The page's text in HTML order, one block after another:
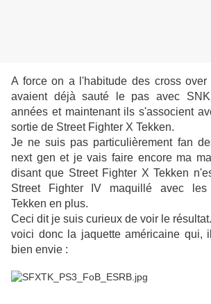
A force on a l'habitude des cross
avaient déjà sauté le pas avec
années et maintenant ils s'associent
sortie de Street Fighter X Tekken.
Je ne suis pas particulièrement fan
next gen et je vais faire encore ma
disant que Street Fighter X Tekken
Street Fighter IV maquillé avec les
Tekken en plus.
Ceci dit je suis curieux de voir le résultat.
voici donc la jaquette américaine qui,
bien envie :